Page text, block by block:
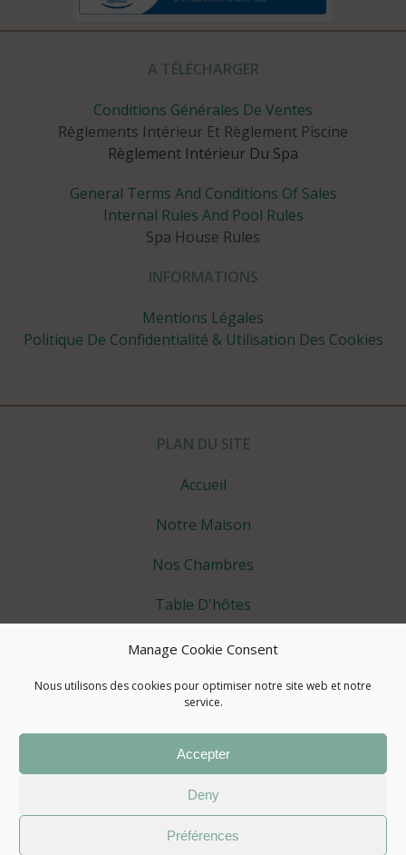
Manage Cookie Consent
Nous utilisons des cookies pour optimiser notre site web et notre
service.
Accepter
Deny
Préférences
A TÉLÉCHARGER
Conditions Générales De Ventes
Règlements Intérieur Et Règlement Piscine
Règlement Intérieur Du Spa
General Terms And Conditions Of Sales
Internal Rules And Pool Rules
Spa House Rules
INFORMATIONS
Mentions Légales
Politique De Confidentialité & Utilisation Des Cookies
PLAN DU SITE
Accueil
Notre Maison
Nos Chambres
Table D'hôtes
Vous Détendre
Les Petits +
Actualités
© 2026 Atelier des Sens 89